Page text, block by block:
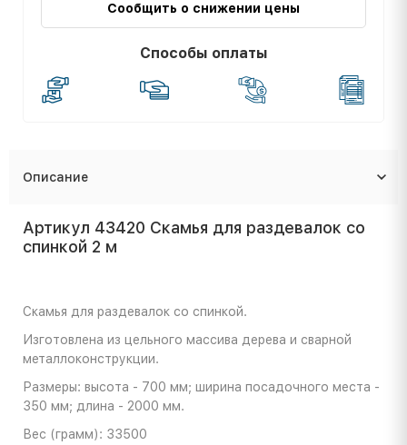
Сообщить о снижении цены
Способы оплаты
Описание
Артикул 43420 Скамья для раздевалок со
спинкой 2 м
Скамья для раздевалок со спинкой.
Изготовлена из цельного массива дерева и сварной
металлоконструкции.
Размеры: высота - 700 мм; ширина посадочного места -
350 мм; длина - 2000 мм.
Вес (грамм): 33500